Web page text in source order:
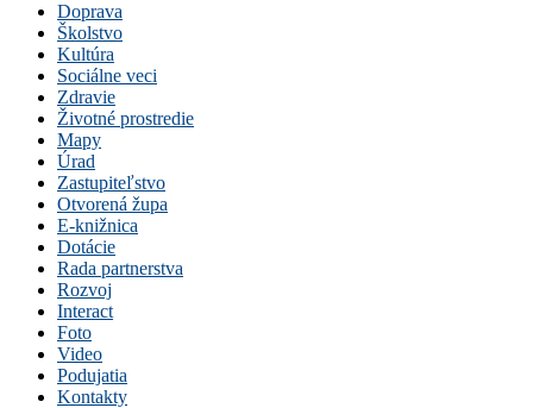
Doprava
Školstvo
Kultúra
Sociálne veci
Zdravie
Životné prostredie
Mapy
Úrad
Zastupiteľstvo
Otvorená župa
E-knižnica
Dotácie
Rada partnerstva
Rozvoj
Interact
Foto
Video
Podujatia
Kontakty